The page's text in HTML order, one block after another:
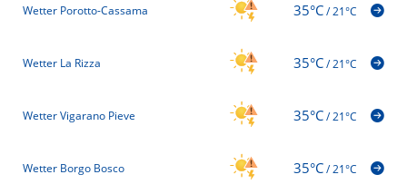
Wetter Porotto-Cassama 35°C/21°C
Wetter La Rizza 35°C/21°C
Wetter Vigarano Pieve 35°C/21°C
Wetter Borgo Bosco 35°C/21°C